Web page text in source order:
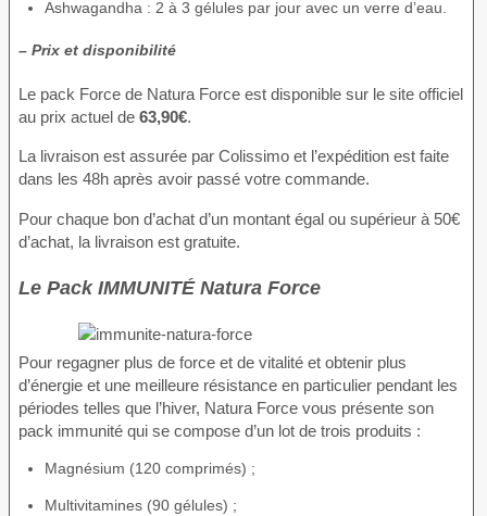
Ashwagandha : 2 à 3 gélules par jour avec un verre d’eau.
– Prix et disponibilité
Le pack Force de Natura Force est disponible sur le site officiel
au prix actuel de 63,90€.
La livraison est assurée par Colissimo et l’expédition est faite
dans les 48h après avoir passé votre commande.
Pour chaque bon d’achat d’un montant égal ou supérieur à 50€
d’achat, la livraison est gratuite.
Le Pack IMMUNITÉ Natura Force
Pour regagner plus de force et de vitalité et obtenir plus
d’énergie et une meilleure résistance en particulier pendant les
périodes telles que l’hiver, Natura Force vous présente son
pack immunité qui se compose d’un lot de trois produits :
Magnésium (120 comprimés) ;
Multivitamines (90 gélules) ;